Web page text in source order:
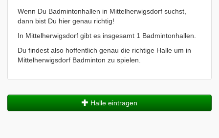
Wenn Du Badmintonhallen in Mittelherwigsdorf suchst,
dann bist Du hier genau richtig!
In Mittelherwigsdorf gibt es insgesamt 1 Badmintonhallen.
Du findest also hoffentlich genau die richtige Halle um in
Mittelherwigsdorf Badminton zu spielen.
Halle eintragen